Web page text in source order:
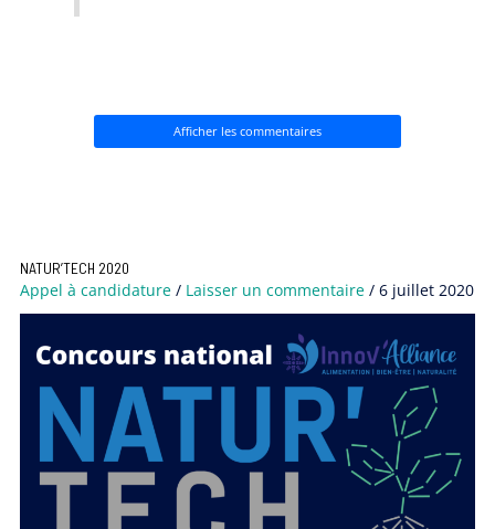
Afficher les commentaires
NATUR’TECH 2020
Appel à candidature / Laisser un commentaire /6 juillet 2020